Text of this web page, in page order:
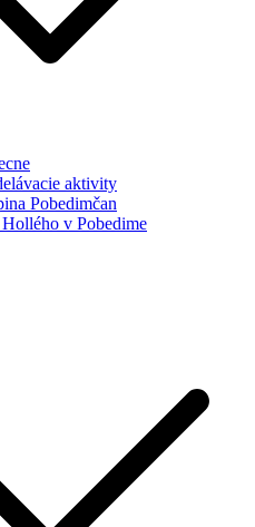
aktivity
Pobedimčan
v Pobedime